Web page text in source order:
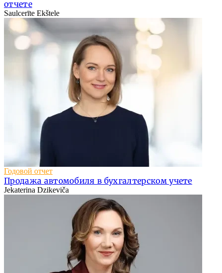
отчете
Saulcerīte Ekštele
Годовой отчет
Продажа автомобиля в бухгалтерском учете
Jekaterina Dzikeviča